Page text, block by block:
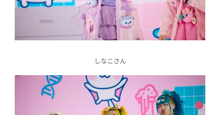
しなこさん